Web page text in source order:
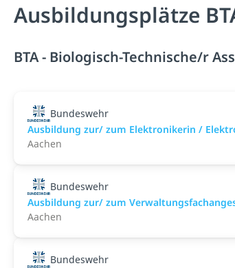
Ausbildungsplätze
BTA - Biologisch-Technische/r
Bundeswehr
Ausbildung zur/ zum Elektronikerin /
Aachen
Bundeswehr
Ausbildung zur/ zum
Aachen
Bundeswehr